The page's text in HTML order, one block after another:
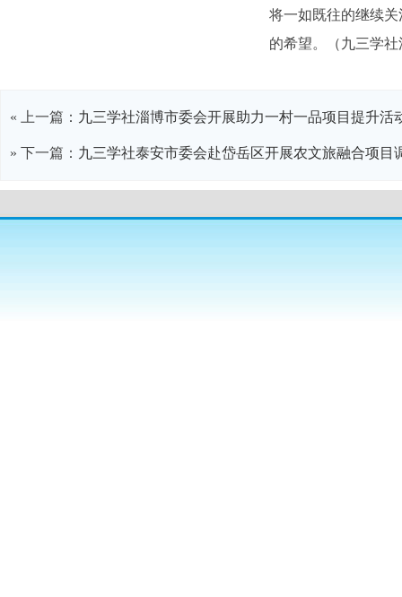
将一如既往的继续
的希望。（九三学
« 上一篇： 九三学社淄博市委会开展助力一村一品项目提升活
» 下一篇： 九三学社泰安市委会赴岱岳区开展农文旅融合项目